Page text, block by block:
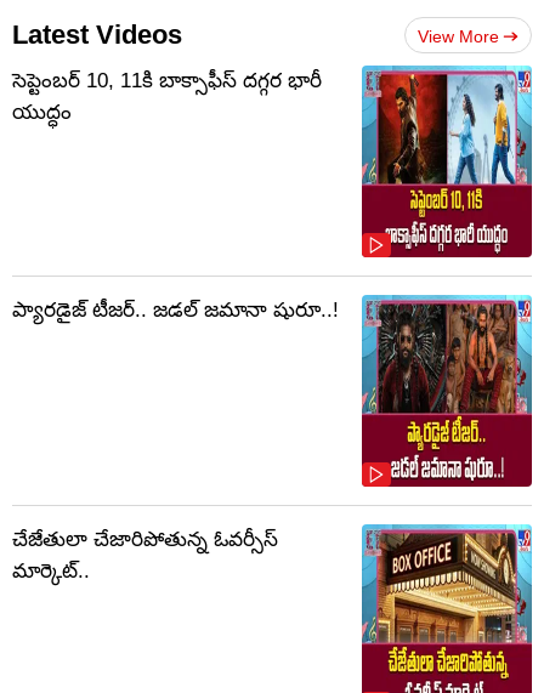
Latest Videos View More
సెప్టెంబర్‌ 10, 11కి బాక్సాఫీస్ దగ్గర భారీ
యుద్ధం
ప్యారడైజ్ టీజర్.. జడల్ జమానా షురూ..!
చేజేతులా చేజారిపోతున్న ఓవర్సీస్
మార్కెట్..